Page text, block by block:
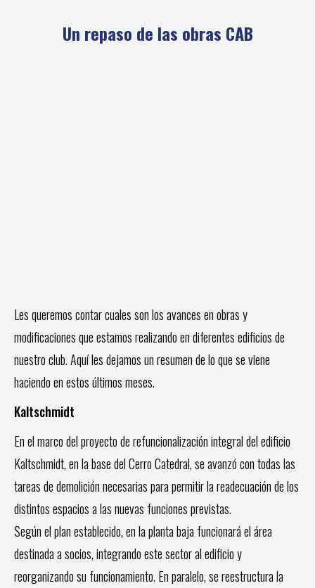
Un repaso de las obras CAB
Les queremos contar cuales son los avances en obras y
modificaciones que estamos realizando en diferentes edificios de
nuestro club. Aquí les dejamos un resumen de lo que se viene
haciendo en estos últimos meses.
Kaltschmidt
En el marco del proyecto de refuncionalización integral del edificio
Kaltschmidt, en la base del Cerro Catedral, se avanzó con todas las
tareas de demolición necesarias para permitir la readecuación de los
distintos espacios a las nuevas funciones previstas.
Según el plan establecido, en la planta baja funcionará el área
destinada a socios, integrando este sector al edificio y
reorganizando su funcionamiento. En paralelo, se reestructura la